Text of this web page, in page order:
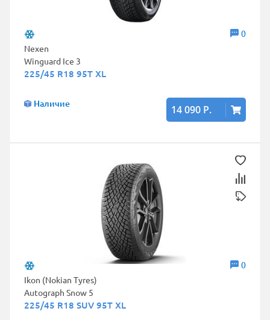
0
Nexen
Winguard Ice 3
225/45 R18 95T XL
Наличие 14 090 Р.
0
Ikon (Nokian Tyres)
Autograph Snow 5
225/45 R18 SUV 95T XL